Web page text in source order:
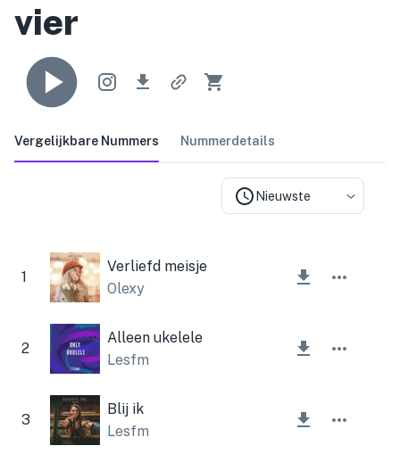
vier
Vergelijkbare Nummers Nummerdetails
Nieuwste
1
Verliefd meisje
Olexy
2
Alleen ukelele
Lesfm
3
Blij ik
Lesfm